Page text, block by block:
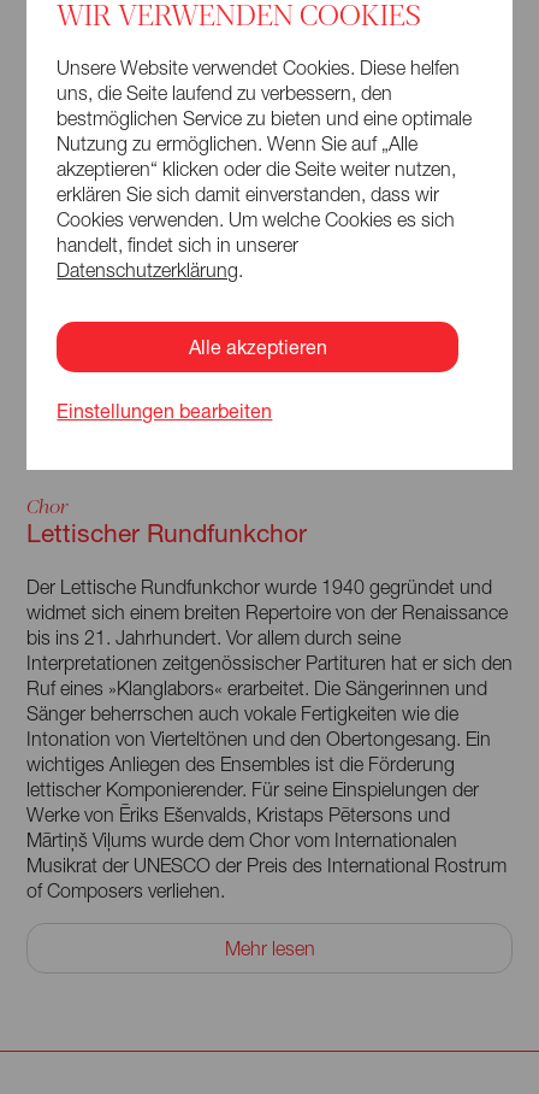
Chor
Lettischer Rundfunkchor
Der Lettische Rundfunkchor wurde 1940 gegründet und
widmet sich einem breiten Repertoire von der Renaissance
bis ins 21. Jahrhundert. Vor allem durch seine
Interpretationen zeitgenössischer Partituren hat er sich den
Ruf eines »Klanglabors« erarbeitet. Die Sängerinnen und
Sänger beherrschen auch vokale Fertigkeiten wie die
Intonation von Vierteltönen und den Obertongesang. Ein
wichtiges Anliegen des Ensembles ist die Förderung
lettischer Komponierender. Für seine Einspielungen der
Werke von Ēriks Ešenvalds, Kristaps Pētersons und
Mārtiņš Viļums wurde dem Chor vom Internationalen
Musikrat der UNESCO der Preis des International Rostrum
of Composers verliehen.
Der Lettische Rundfunkchor tourt weltweit, wurde zu vielen
internationalen Festivals eingeladen und konzertierte an
Mehr lesen
WIR VERWENDEN COOKIES
Unsere Website verwendet Cookies. Diese helfen
uns, die Seite laufend zu verbessern, den
bestmöglichen Service zu bieten und eine optimale
Nutzung zu ermöglichen. Wenn Sie auf „Alle
akzeptieren“ klicken oder die Seite weiter nutzen,
erklären Sie sich damit einverstanden, dass wir
Cookies verwenden. Um welche Cookies es sich
handelt, findet sich in unserer
Datenschutzerklärung
Alle akzeptieren
Einstellungen bearbeiten